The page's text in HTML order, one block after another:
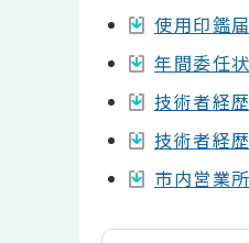
使用印鑑
年間委任
技術者経
技術者経
市内営業